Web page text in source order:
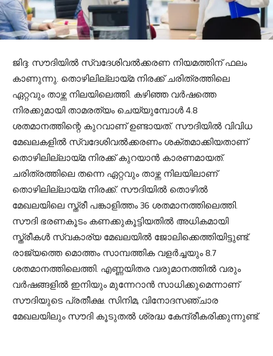
ജിദ്ദ: സൗദിയില്‍ സ്വദേശിവല്‍ക്കരണ നിയമത്തിന് ഫലം
കാണുന്നു. തൊഴിലില്ലായ്മ നിരക്ക് ചരിത്രത്തിലെ
ഏറ്റവും താഴ്ന്ന നിലയിലെത്തി. കഴിഞ്ഞ വര്‍ഷത്തെ
നിരക്കുമായി താമരത്യം ചെയ്യുമ്പോള്‍ 4.8
ശതമാനത്തിന്റെ കുറവാണ് ഉണ്ടായത്. സൗദിയില്‍ വിവിധ
മേഖലകളില്‍ സ്വദേശിവല്‍ക്കരണം ശക്തമാക്കിയതാണ്
തൊഴിലില്ലായ്മ നിരക്ക് കുറയാന്‍ കാരണമായത്.
ചരിത്രത്തിലെ തന്നെ ഏറ്റവും താഴ്ന്ന നിലയിലാണ്
തൊഴിലില്ലായ്മ നിരക്ക്. സൗദിയില്‍ തൊഴില്‍
മേഖലയിലെ സ്ത്രീ പങ്കാളിത്തം 36 ശതമാനത്തിലെത്തി.
സൗദി ഭരണകൂടം കണക്കുകൂട്ടിയതില്‍ അധികമായി
സ്ത്രീകള്‍ സ്വകാര്യ മേഖലയില്‍ ജോലിക്കെത്തിയിട്ടുണ്ട്.
രാജ്യത്തെ മൊത്തം സാമ്പത്തിക വളര്‍ച്ചയും 8.7
ശതമാനത്തിലെത്തി. എണ്ണയിതര വരുമാനത്തില്‍ വരും
വര്‍ഷങ്ങളില്‍ ഇനിയും മുന്നേറാന്‍ സാധിക്കുമെന്നാണ്
സൗദിയുടെ പ്രതീക്ഷ. സിനിമ, വിനോദസഞ്ചാര
മേഖലയിലും സൗദി കൂടുതല്‍ ശ്രദ്ധ കേന്ദ്രീകരിക്കുന്നുണ്ട്.